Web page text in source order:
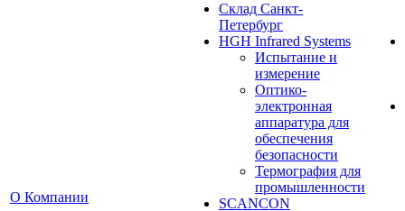
О Компании
Cклад Санкт-
Петербург
HGH Infrared Systems
Испытание и
измерение
Оптико-
электронная
аппаратура для
обеспечения
безопасности
Термография для
промышленности
SCANCON